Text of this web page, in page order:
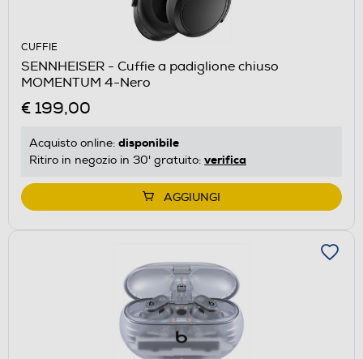
CUFFIE
SENNHEISER - Cuffie a padiglione chiuso
MOMENTUM 4-Nero
€ 199,00
Acquisto online: disponibile
Ritiro in negozio in 30' gratuito: verifica
AGGIUNGI